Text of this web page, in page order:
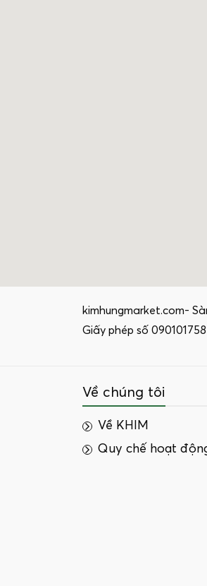
kimhungmarket.com-
Giấy phép số
Về chúng tôi
Về KHIM
Quy chế hoạt